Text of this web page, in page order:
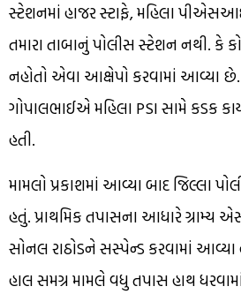
સ્ટેશનમાં હાજર સ્ટાફે, મહિલા
તમારા તાબાનું પોલીસ સ્ટેશન નથી. કે
નહોતો એવા આક્ષેપો કરવામાં આવ્યા
ગોપાલભાઈએ મહિલા PSI સામે કડક
હતી.
મામલો પ્રકાશમાં આવ્યા બાદ જિલ્લા
હતું. પ્રાથમિક તપાસના આધારે ગ્રામ્ય
સોનલ રાઠોડને સસ્પેન્ડ કરવામાં
હાલ સમગ્ર મામલે વધુ તપાસ હાથ